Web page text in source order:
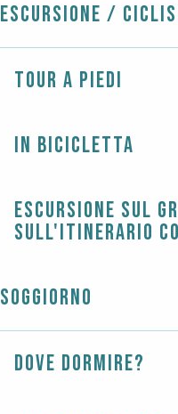
Escursione /
Tour a piedi
In bicicletta
Escursione sul
sull'itinerario
Soggiorno
Dove dormire?